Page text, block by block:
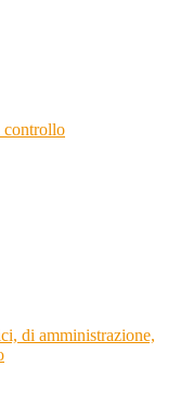
controllo
di amministrazione,